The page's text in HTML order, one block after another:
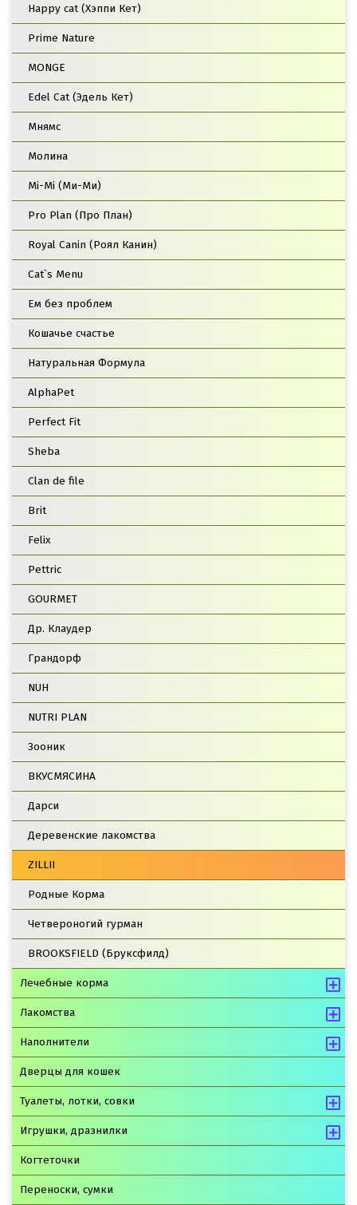
Happy cat (Хэппи Кет)
Prime Nature
MONGE
Edel Cat (Эдель Кет)
Мнямс
Молина
Mi-Mi (Ми-Ми)
Pro Plan (Про План)
Royal Canin (Роял Канин)
Cat`s Menu
Ем без проблем
Кошачье счастье
Натуральная Формула
AlphaPet
Perfect Fit
Sheba
Clan de file
Brit
Felix
Pettric
GOURMET
Др. Клаудер
Грандорф
NUH
NUTRI PLAN
Зооник
ВКУСМЯСИНА
Дарси
Деревенские лакомства
ZILLII
Родные Корма
Четвероногий гурман
BROOKSFIELD (Бруксфилд)
Лечебные корма
Лакомства
Наполнители
Дверцы для кошек
Туалеты, лотки, совки
Игрушки, дразнилки
Когтеточки
Переноски, сумки